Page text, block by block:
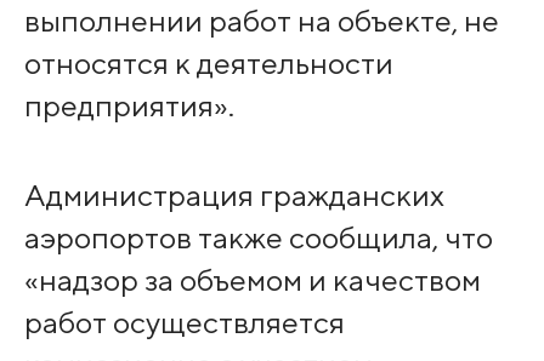
выполнении работ на объекте, не
относятся к деятельности
предприятия».
Администрация гражданских
аэропортов также сообщила, что
«надзор за объемом и качеством
работ осуществляется